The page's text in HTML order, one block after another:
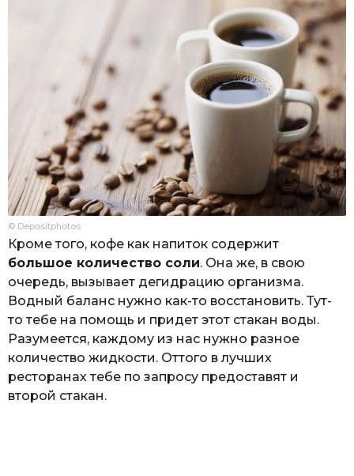
© Depositphotos
Кроме того, кофе как напиток содержит
большое количество соли. Она же, в свою
очередь, вызывает дегидрацию организма.
Водный баланс нужно как-то восстановить. Тут-
то тебе на помощь и придет этот стакан воды.
Разумеется, каждому из нас нужно разное
количество жидкости. Оттого в лучших
ресторанах тебе по запросу предоставят и
второй стакан.